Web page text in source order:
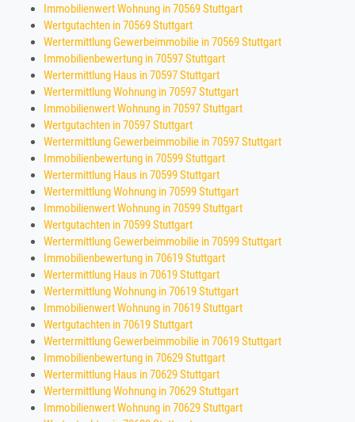
Immobilienwert Wohnung in 70569 Stuttgart
Wertgutachten in 70569 Stuttgart
Wertermittlung Gewerbeimmobilie in 70569 Stuttgart
Immobilienbewertung in 70597 Stuttgart
Wertermittlung Haus in 70597 Stuttgart
Wertermittlung Wohnung in 70597 Stuttgart
Immobilienwert Wohnung in 70597 Stuttgart
Wertgutachten in 70597 Stuttgart
Wertermittlung Gewerbeimmobilie in 70597 Stuttgart
Immobilienbewertung in 70599 Stuttgart
Wertermittlung Haus in 70599 Stuttgart
Wertermittlung Wohnung in 70599 Stuttgart
Immobilienwert Wohnung in 70599 Stuttgart
Wertgutachten in 70599 Stuttgart
Wertermittlung Gewerbeimmobilie in 70599 Stuttgart
Immobilienbewertung in 70619 Stuttgart
Wertermittlung Haus in 70619 Stuttgart
Wertermittlung Wohnung in 70619 Stuttgart
Immobilienwert Wohnung in 70619 Stuttgart
Wertgutachten in 70619 Stuttgart
Wertermittlung Gewerbeimmobilie in 70619 Stuttgart
Immobilienbewertung in 70629 Stuttgart
Wertermittlung Haus in 70629 Stuttgart
Wertermittlung Wohnung in 70629 Stuttgart
Immobilienwert Wohnung in 70629 Stuttgart